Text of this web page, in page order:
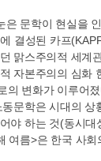
은 문학이 현실을
결성된 카프
맑스주의적 세계
자본주의의 심화
의 변화가 이루어
문학은 시대의
야 하는 것(동시대
여름>은 한국 사회